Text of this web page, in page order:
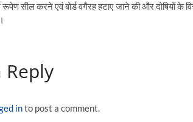
रूपेण सील करने एवं बोर्ड वगैरह हटाए जाने की और दोषियों के
Reply
into post a comment.